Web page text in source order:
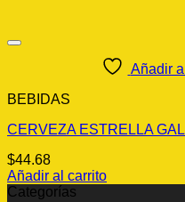
Añadir
BEBIDAS
CERVEZA ESTRELLA
$44.68
Añadir al carrito
Categorías